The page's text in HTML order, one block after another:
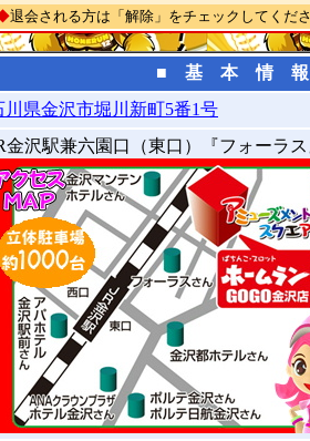
退会される方は「解除」をチェックしてくだ
■ 基 本 情
川県金沢市堀川新町5番1号
金沢駅兼六園口（東口）『フォーラ